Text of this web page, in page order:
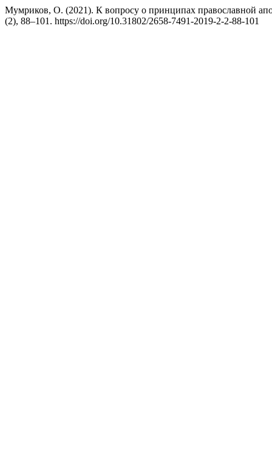
Мумриков, О. (2021). К вопросу о принципах православной
(2), 88–101. https://doi.org/10.31802/2658-7491-2019-2-2-88-101